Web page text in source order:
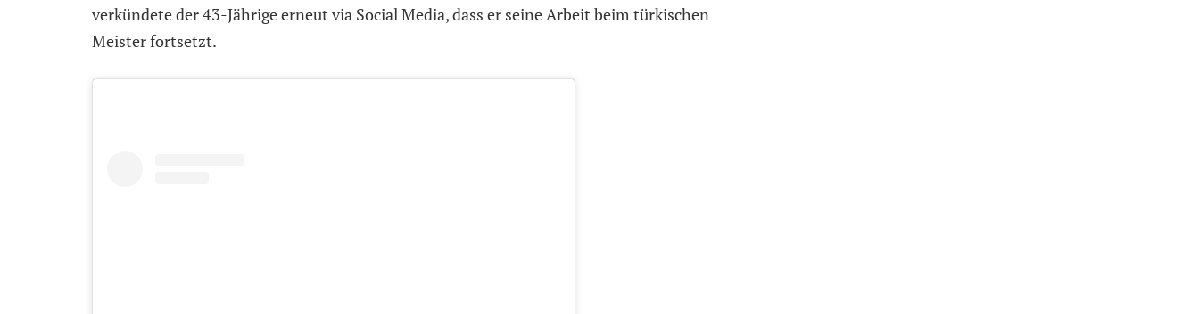
verkündete der 43-Jährige erneut via Social Media, dass er seine Arbeit beim türkischen
Meister fortsetzt.